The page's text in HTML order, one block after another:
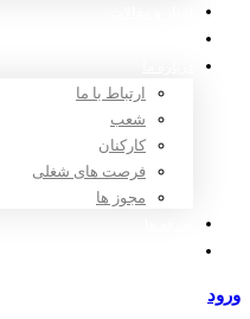
ارتباط با ما
شعب
کارکنان
فرصت های شغلی
مجوز ها
ورود